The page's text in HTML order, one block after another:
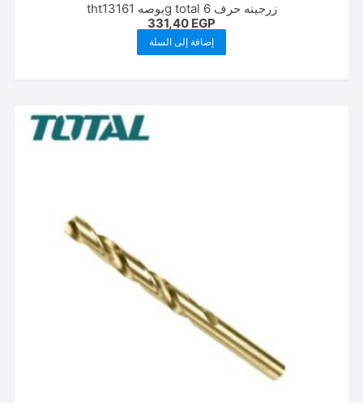
زرجينه حرف g total 6بوصه tht13161
331,40 EGP
إضافة إلى السلة